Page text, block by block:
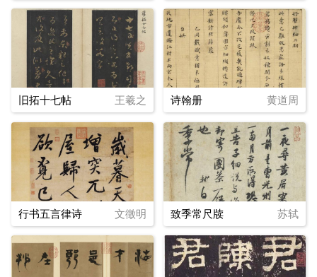
旧拓十七帖 王羲之 诗翰册 黄道周
行书五言律诗 文徵明 致季常尺牍 苏轼